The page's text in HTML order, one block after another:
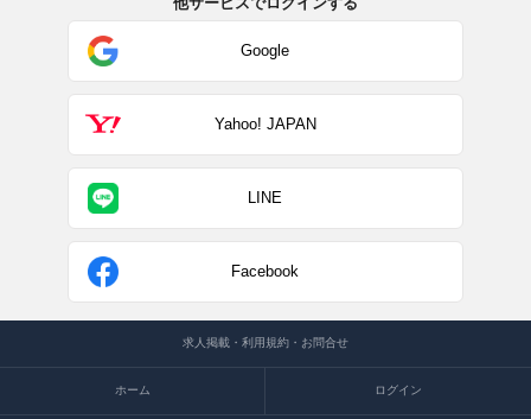
Google
Yahoo! JAPAN
LINE
Facebook
求人掲載・利用規約・お問合せ
ホーム ログイン